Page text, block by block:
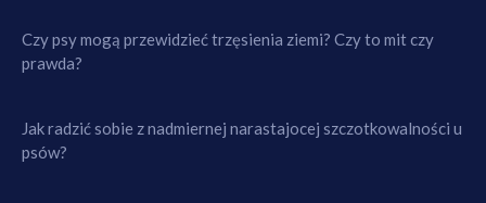
Czy psy mogą przewidzieć trzęsienia ziemi? Czy to mit czy
prawda?
Jak radzić sobie z nadmiernej narastajocej szczotkowalności u
psów?